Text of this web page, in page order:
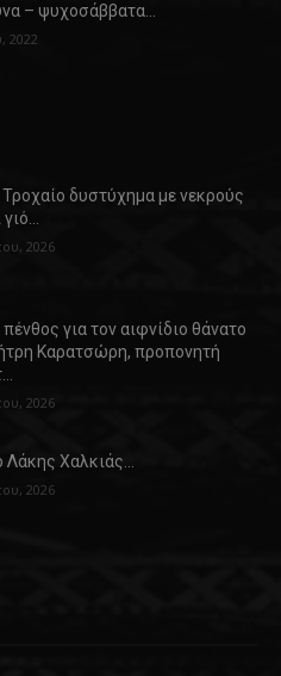
– ψυχοσάββατα…
2022
δυστύχημα με νεκρούς
2026
πένθος για τον αιφνίδιο θάνατο
Καρατσώρη, προπονητή
2026
Λάκης Χαλκιάς…
2026